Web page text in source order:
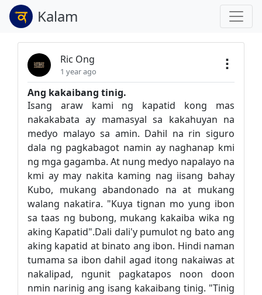
Kalam
Ric Ong
1 year ago
Ang kakaibang tinig.
Isang araw kami ng kapatid kong mas
nakakabata ay mamasyal sa kakahuyan na
medyo malayo sa amin. Dahil na rin siguro
dala ng pagkabagot namin ay naghanap kmi
ng mga gagamba. At nung medyo napalayo na
kmi ay may nakita kaming nag iisang bahay
Kubo, mukang abandonado na at mukang
walang nakatira. "Kuya tignan mo yung ibon
sa taas ng bubong, mukang kakaiba wika ng
aking Kapatid".Dali dali'y pumulot ng bato ang
aking kapatid at binato ang ibon. Hindi naman
tumama sa ibon dahil agad itong nakaiwas at
nakalipad, ngunit pagkatapos noon doon
nmin narinig ang isang kakaibang tinig. "Tinig